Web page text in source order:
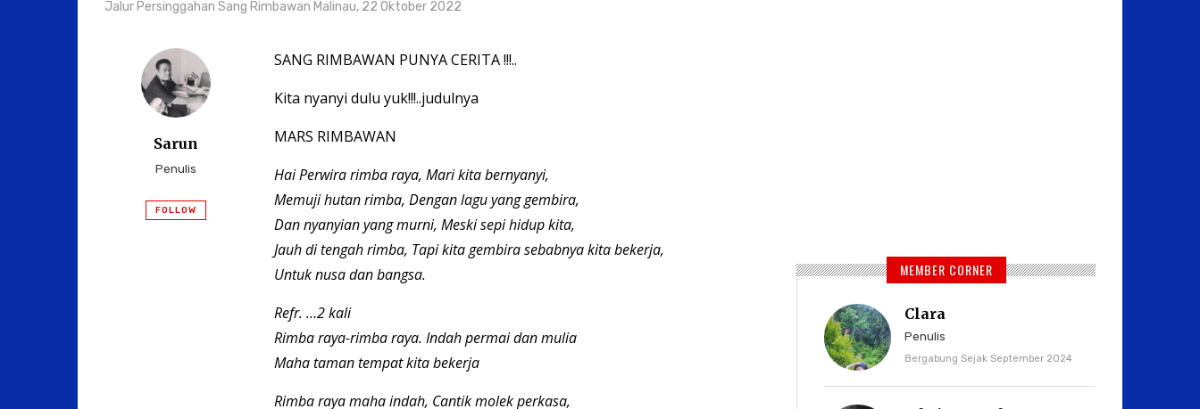
Jalur Persinggahan Sang Rimbawan Malinau, 22 Oktober 2022
Sarun
Penulis
FOLLOW
SANG RIMBAWAN PUNYA CERITA !!!..
Kita nyanyi dulu yuk!!!..judulnya
MARS RIMBAWAN
Hai Perwira rimba raya, Mari kita bernyanyi,
Memuji hutan rimba, Dengan lagu yang gembira,
Dan nyanyian yang murni, Meski sepi hidup kita,
Jauh di tengah rimba, Tapi kita gembira sebabnya kita bekerja,
Untuk nusa dan bangsa.
Refr. …2 kali
Rimba raya-rimba raya. Indah permai dan mulia
Maha taman tempat kita bekerja
Rimba raya maha indah, Cantik molek perkasa,
MEMBER CORNER
Clara
Penulis
Bergabung Sejak September 2024